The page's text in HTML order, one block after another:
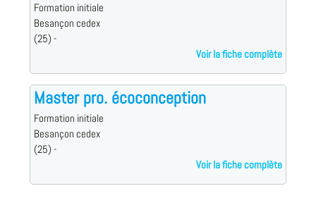
Formation initiale
Besançon cedex
(25) -
Voir la fiche complète
Master pro. écoconception
Formation initiale
Besançon cedex
(25) -
Voir la fiche complète